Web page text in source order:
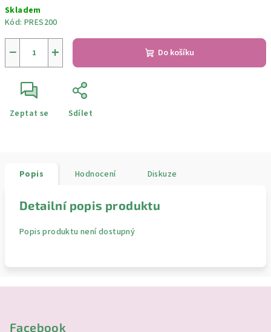
cena:
Skladem
Kód: PRES200
+
− Do košíku
Zeptat se Sdílet
Popis Hodnocení Diskuze
Detailní popis produktu
Popis produktu není dostupný
Facebook